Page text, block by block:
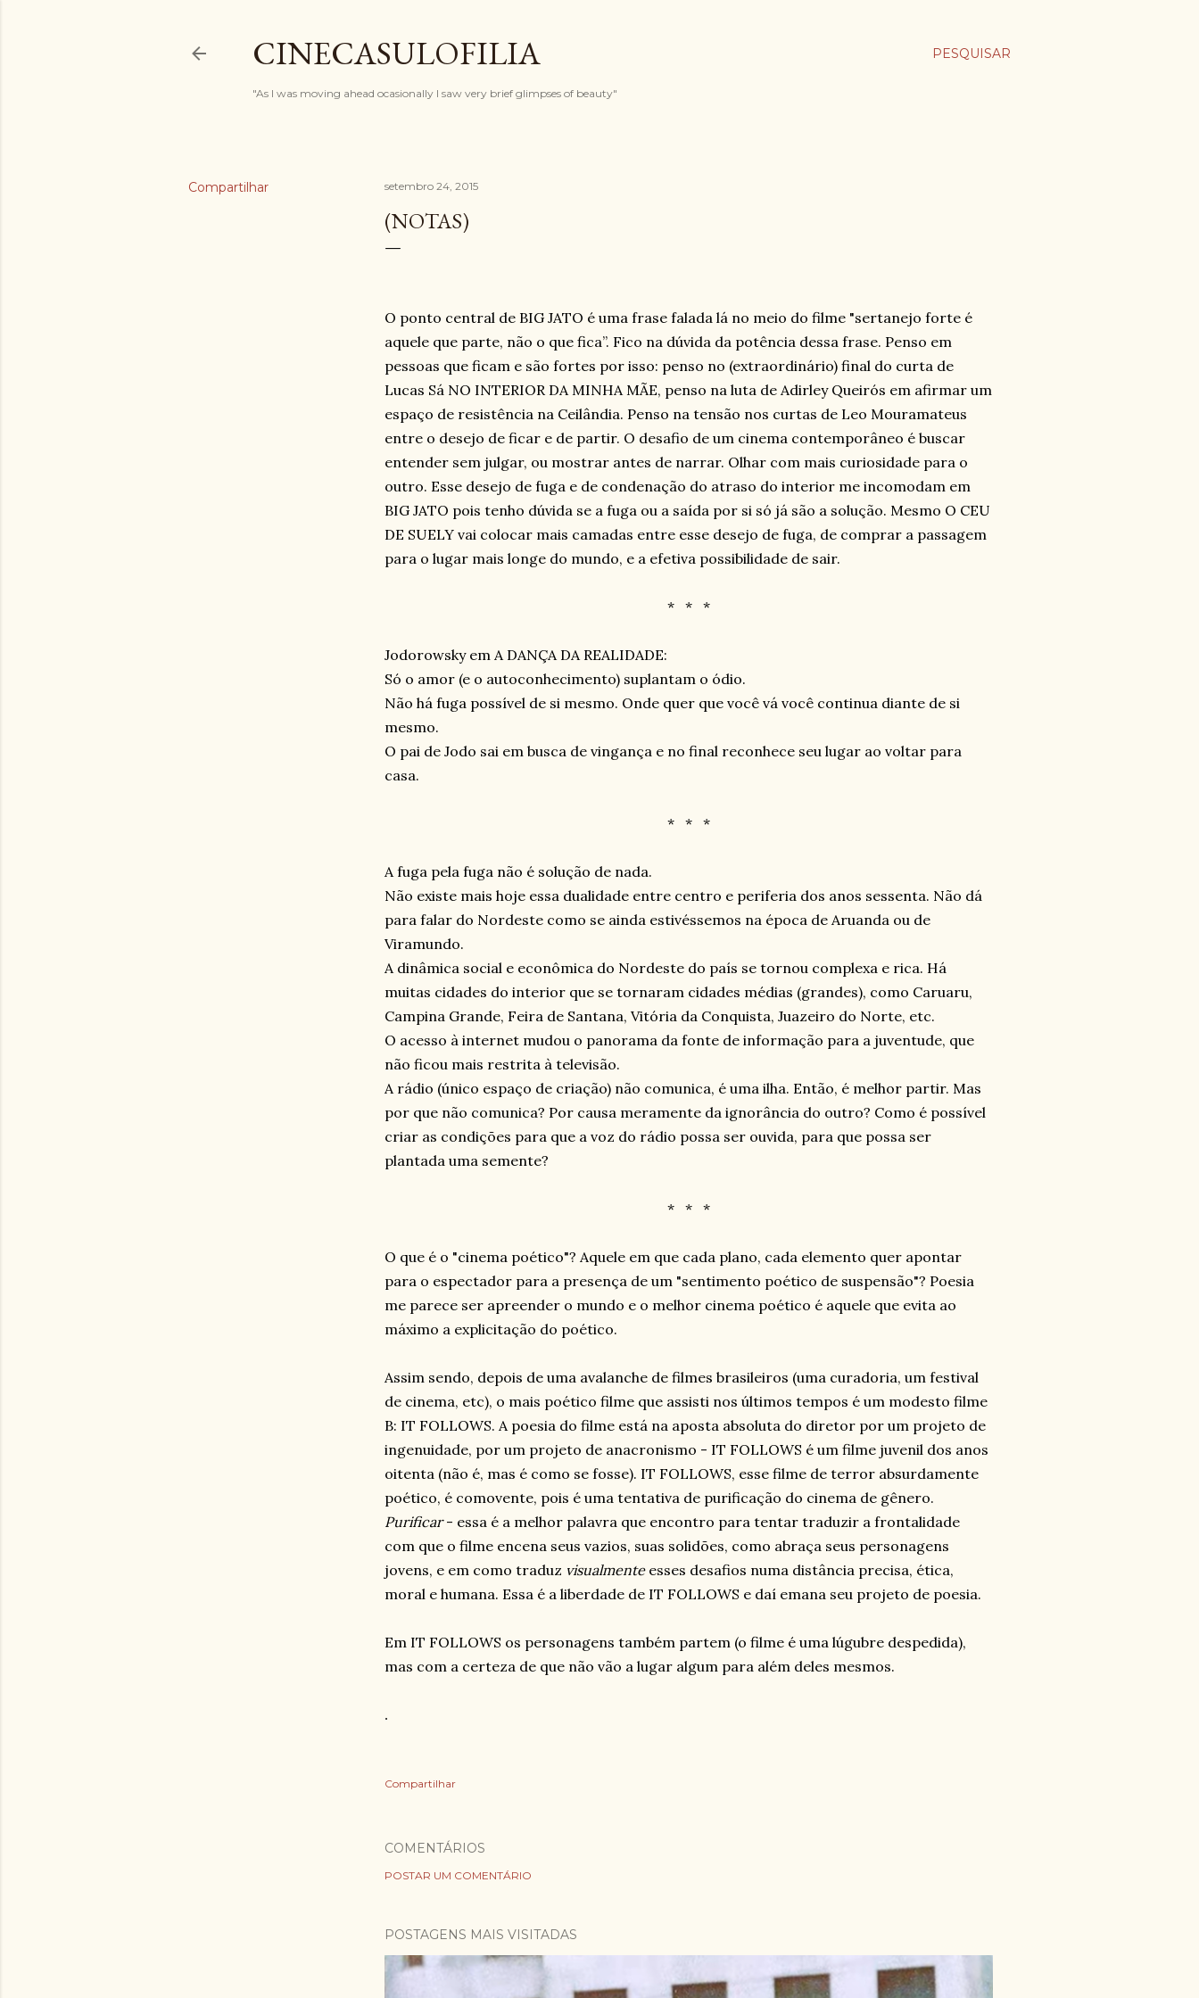
PESQUISAR
CINECASULOFILIA
"As I was moving ahead ocasionally I saw very brief glimpses of beauty"
Compartilhar setembro 24, 2015
(NOTAS)
O ponto central de BIG JATO é uma frase falada lá no meio do filme "sertanejo forte é
aquele que parte, não o que fica”. Fico na dúvida da potência dessa frase. Penso em
pessoas que ficam e são fortes por isso: penso no (extraordinário) final do curta de
Lucas Sá NO INTERIOR DA MINHA MÃE, penso na luta de Adirley Queirós em afirmar um
espaço de resistência na Ceilândia. Penso na tensão nos curtas de Leo Mouramateus
entre o desejo de ficar e de partir. O desafio de um cinema contemporâneo é buscar
entender sem julgar, ou mostrar antes de narrar. Olhar com mais curiosidade para o
outro. Esse desejo de fuga e de condenação do atraso do interior me incomodam em
BIG JATO pois tenho dúvida se a fuga ou a saída por si só já são a solução. Mesmo O CEU
DE SUELY vai colocar mais camadas entre esse desejo de fuga, de comprar a passagem
para o lugar mais longe do mundo, e a efetiva possibilidade de sair.
* * *
Jodorowsky em A DANÇA DA REALIDADE:
Só o amor (e o autoconhecimento) suplantam o ódio.
Não há fuga possível de si mesmo. Onde quer que você vá você continua diante de si
mesmo.
O pai de Jodo sai em busca de vingança e no final reconhece seu lugar ao voltar para
casa.
* * *
A fuga pela fuga não é solução de nada.
Não existe mais hoje essa dualidade entre centro e periferia dos anos sessenta. Não dá
para falar do Nordeste como se ainda estivéssemos na época de Aruanda ou de
Viramundo.
A dinâmica social e econômica do Nordeste do país se tornou complexa e rica. Há
muitas cidades do interior que se tornaram cidades médias (grandes), como Caruaru,
Campina Grande, Feira de Santana, Vitória da Conquista, Juazeiro do Norte, etc.
O acesso à internet mudou o panorama da fonte de informação para a juventude, que
não ficou mais restrita à televisão.
A rádio (único espaço de criação) não comunica, é uma ilha. Então, é melhor partir. Mas
por que não comunica? Por causa meramente da ignorância do outro? Como é possível
criar as condições para que a voz do rádio possa ser ouvida, para que possa ser
plantada uma semente?
* * *
O que é o "cinema poético"? Aquele em que cada plano, cada elemento quer apontar
para o espectador para a presença de um "sentimento poético de suspensão"? Poesia
me parece ser apreender o mundo e o melhor cinema poético é aquele que evita ao
máximo a explicitação do poético.
Assim sendo, depois de uma avalanche de filmes brasileiros (uma curadoria, um festival
de cinema, etc), o mais poético filme que assisti nos últimos tempos é um modesto filme
B: IT FOLLOWS. A poesia do filme está na aposta absoluta do diretor por um projeto de
ingenuidade, por um projeto de anacronismo - IT FOLLOWS é um filme juvenil dos anos
oitenta (não é, mas é como se fosse). IT FOLLOWS, esse filme de terror absurdamente
poético, é comovente, pois é uma tentativa de purificação do cinema de gênero.
Purificar- essa é a melhor palavra que encontro para tentar traduzir a frontalidade
com que o filme encena seus vazios, suas solidões, como abraça seus personagens
jovens, e em como traduz visualmenteesses desafios numa distância precisa, ética,
moral e humana. Essa é a liberdade de IT FOLLOWS e daí emana seu projeto de poesia.
Em IT FOLLOWS os personagens também partem (o filme é uma lúgubre despedida),
mas com a certeza de que não vão a lugar algum para além deles mesmos.
.
Compartilhar
COMENTÁRIOS
POSTAR UM COMENTÁRIO
POSTAGENS MAIS VISITADAS